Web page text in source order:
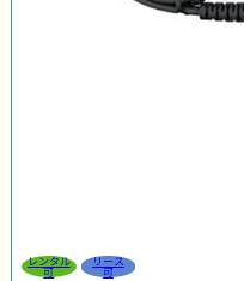
レンタル
可
リース
可